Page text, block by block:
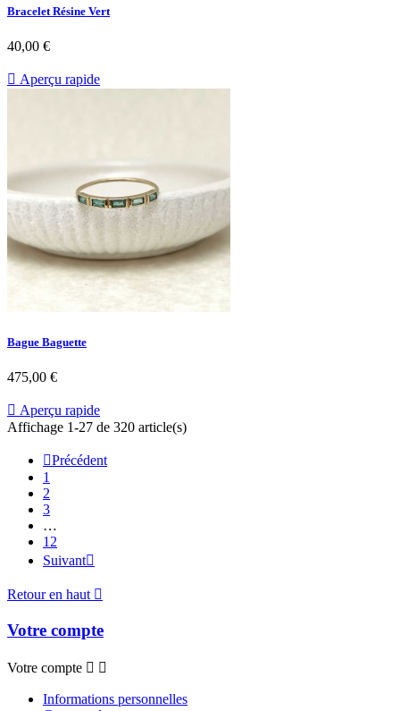
Bracelet Résine Vert
Prix
40,00 €
 Aperçu rapide
Bague Baguette
Prix
475,00 €
 Aperçu rapide
Affichage 1-27 de 320 article(s)
Précédent
1
2
3
…
12
Suivant
Retour en haut 
Votre compte
Votre compte  
Informations personnelles